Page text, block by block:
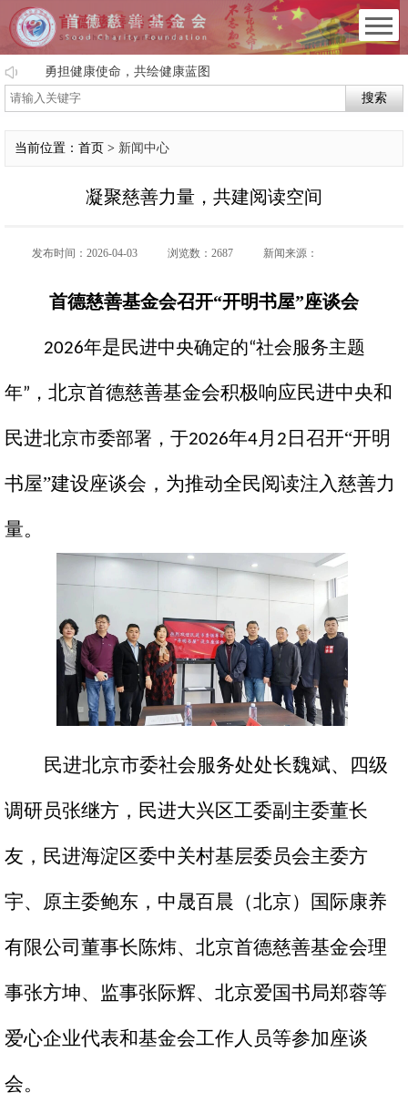
勇担健康使命，共绘健康蓝图
搜索
当前位置：首页 > 新闻中心
凝聚慈善力量，共建阅读空间
发布时间：2026-04-03 浏览数：2687 新闻来源：
首德慈善基金会召开“开明书屋”座谈会
2026年是民进中央确定的“社会服务主题
年” ， 北京首德慈善基金会积极响应民进中央和
民进北京市委部署，于2026年4月 2 日召开“开明
书屋”建设座谈会，为推动全民阅读注入慈善力
量。
民进北京市委社会服务处处长魏斌、 四级
调研员张继方， 民进大兴区工委副主委董长
友 ， 民进海淀区委中关村基层委员会主委方
宇、 原主委鲍东 ， 中晟百晨 （北京） 国际康养
有限公司董事长陈炜、北京首德慈善基金会理
事张方坤、监事张际辉、北京爱国书局郑蓉等
爱心企业代表和基金会工作人员等参加座谈
会。